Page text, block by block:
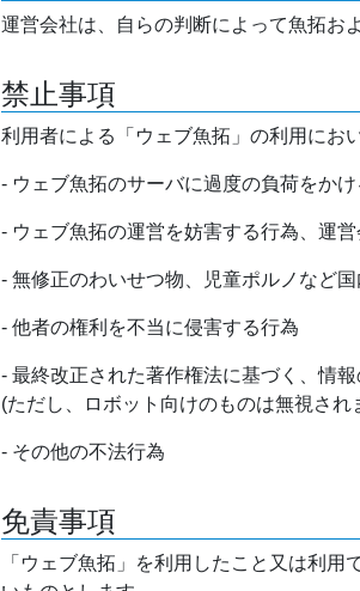
運営会社は、自らの判断によって魚拓お
禁止事項
利用者による「ウェブ魚拓」の利用にお
- ウェブ魚拓のサーバに過度の負荷をかけ
- ウェブ魚拓の運営を妨害する行為、運
- 無修正のわいせつ物、児童ポルノなど
- 他者の権利を不当に侵害する行為
- 最終改正された著作権法に基づく、情
(ただし、ロボット向けのものは無視され
- その他の不法行為
免責事項
「ウェブ魚拓」を利用したこと又は利